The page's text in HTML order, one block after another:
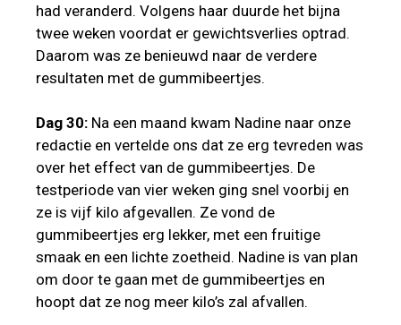
had veranderd. Volgens haar duurde het bijna
twee weken voordat er gewichtsverlies optrad.
Daarom was ze benieuwd naar de verdere
resultaten met de gummibeertjes.
Dag 30: Na een maand kwam Nadine naar onze
redactie en vertelde ons dat ze erg tevreden was
over het effect van de gummibeertjes. De
testperiode van vier weken ging snel voorbij en
ze is vijf kilo afgevallen. Ze vond de
gummibeertjes erg lekker, met een fruitige
smaak en een lichte zoetheid. Nadine is van plan
om door te gaan met de gummibeertjes en
hoopt dat ze nog meer kilo’s zal afvallen.